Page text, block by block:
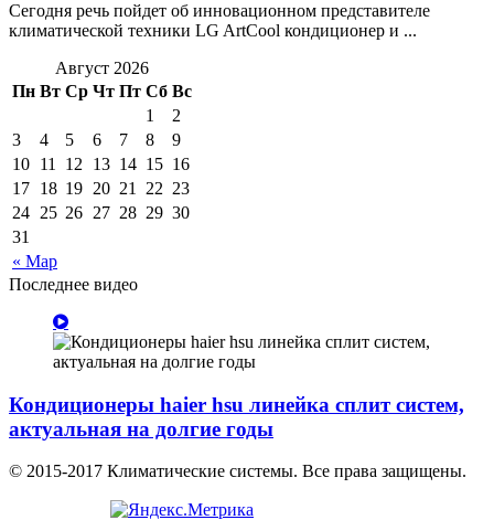
Сегодня речь пойдет об инновационном представителе
климатической техники LG ArtCool кондиционер и ...
Август 2026
Пн Вт Ср Чт Пт Сб Вс
« Мар
1
2
3
4 5 6 7 8
9
10 11 12 13 14 15 16
17 18 19 20 21 22 23
24 25 26 27 28 29 30
31
Последнее видео
Кондиционеры haier hsu линейка сплит систем,
актуальная на долгие годы
© 2015-2017 Климатические системы. Все права защищены.